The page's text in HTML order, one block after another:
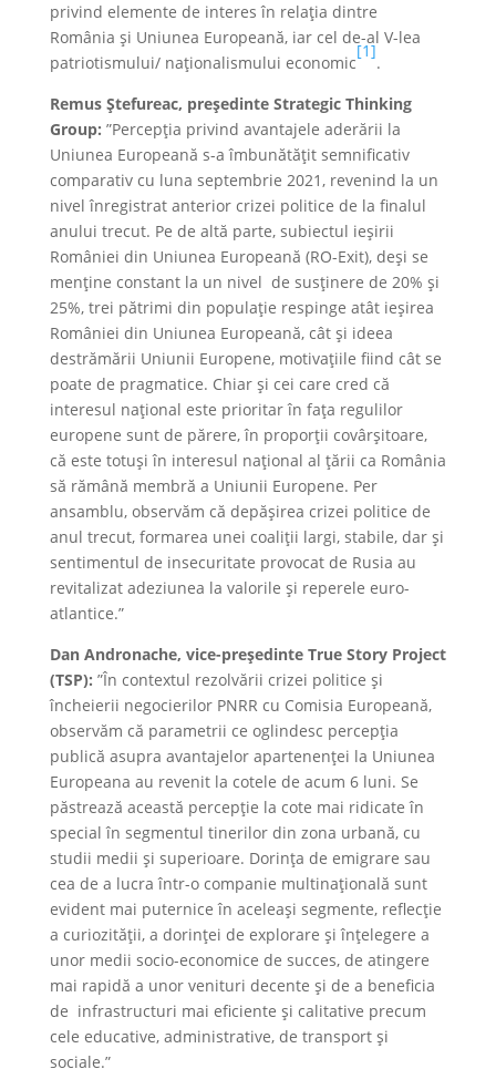
privind elemente de interes în relația dintre
România și Uniunea Europeană, iar cel de-al V-lea
patriotismului/ naționalismului economic
[1]
.
Remus Ștefureac, președinte Strategic Thinking
Group: ”Percepția privind avantajele aderării la
Uniunea Europeană s-a îmbunătățit semnificativ
comparativ cu luna septembrie 2021, revenind la un
nivel înregistrat anterior crizei politice de la finalul
anului trecut. Pe de altă parte, subiectul ieșirii
României din Uniunea Europeană (RO-Exit), deși se
menține constant la un nivel de susținere de 20% și
25%, trei pătrimi din populație respinge atât ieșirea
României din Uniunea Europeană, cât și ideea
destrămării Uniunii Europene, motivațiile fiind cât se
poate de pragmatice. Chiar și cei care cred că
interesul național este prioritar în fața regulilor
europene sunt de părere, în proporții covârșitoare,
că este totuși în interesul național al țării ca România
să rămână membră a Uniunii Europene. Per
ansamblu, observăm că depășirea crizei politice de
anul trecut, formarea unei coaliții largi, stabile, dar și
sentimentul de insecuritate provocat de Rusia au
revitalizat adeziunea la valorile și reperele euro-
atlantice.”
Dan Andronache, vice-președinte True Story Project
(TSP): ”În contextul rezolvării crizei politice și
încheierii negocierilor PNRR cu Comisia Europeană,
observăm că parametrii ce oglindesc percepția
publică asupra avantajelor apartenenței la Uniunea
Europeana au revenit la cotele de acum 6 luni. Se
păstrează această percepție la cote mai ridicate în
special în segmentul tinerilor din zona urbană, cu
studii medii și superioare. Dorința de emigrare sau
cea de a lucra într-o companie multinațională sunt
evident mai puternice în aceleași segmente, reflecție
a curiozității, a dorinței de explorare și înțelegere a
unor medii socio-economice de succes, de atingere
mai rapidă a unor venituri decente și de a beneficia
de infrastructuri mai eficiente și calitative precum
cele educative, administrative, de transport și
sociale.”